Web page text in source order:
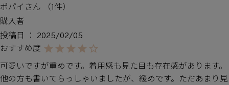
ポパイ
1
購入者
投稿日
2025/02/05
可愛いですが重めです。着用感も見た目も存在感があります。
他の方も書いてらっしゃいましたが、緩めです。ただあまり見